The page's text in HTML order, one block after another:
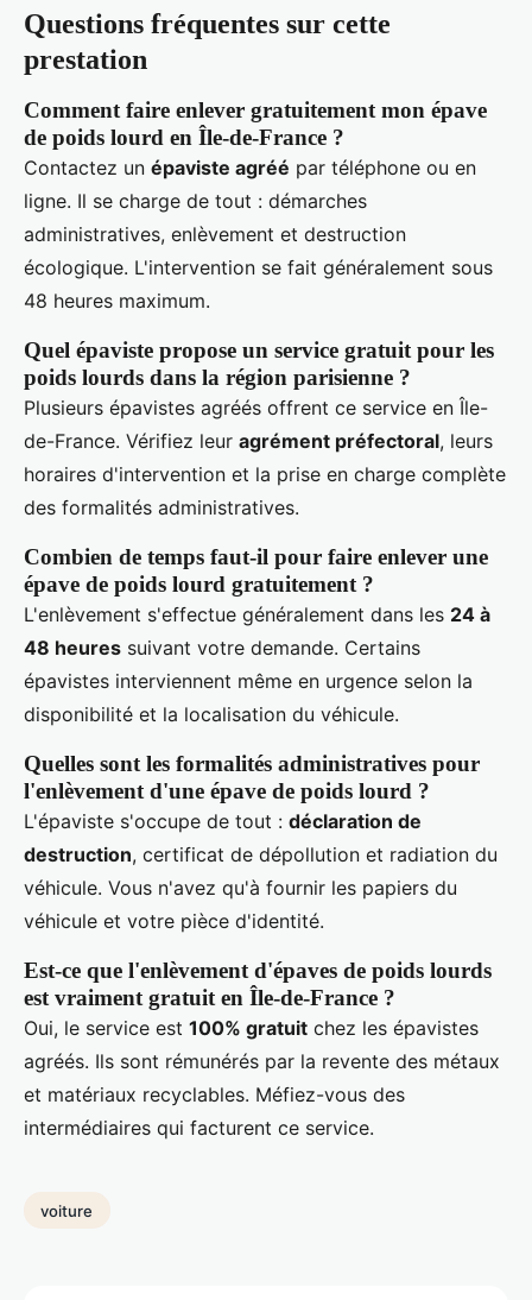
Questions fréquentes sur cette
prestation
Comment faire enlever gratuitement mon épave
de poids lourd en Île-de-France ?
Contactez un épaviste agréé par téléphone ou en
ligne. Il se charge de tout : démarches
administratives, enlèvement et destruction
écologique. L'intervention se fait généralement sous
48 heures maximum.
Quel épaviste propose un service gratuit pour les
poids lourds dans la région parisienne ?
Plusieurs épavistes agréés offrent ce service en Île-
de-France. Vérifiez leur agrément préfectoral, leurs
horaires d'intervention et la prise en charge complète
des formalités administratives.
Combien de temps faut-il pour faire enlever une
épave de poids lourd gratuitement ?
L'enlèvement s'effectue généralement dans les 24 à
48 heures suivant votre demande. Certains
épavistes interviennent même en urgence selon la
disponibilité et la localisation du véhicule.
Quelles sont les formalités administratives pour
l'enlèvement d'une épave de poids lourd ?
L'épaviste s'occupe de tout : déclaration de
destruction, certificat de dépollution et radiation du
véhicule. Vous n'avez qu'à fournir les papiers du
véhicule et votre pièce d'identité.
Est-ce que l'enlèvement d'épaves de poids lourds
est vraiment gratuit en Île-de-France ?
Oui, le service est 100% gratuit chez les épavistes
agréés. Ils sont rémunérés par la revente des métaux
et matériaux recyclables. Méfiez-vous des
intermédiaires qui facturent ce service.
voiture